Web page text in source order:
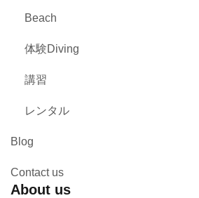
Beach
体験Diving
講習
レンタル
Blog
Contact us
About us